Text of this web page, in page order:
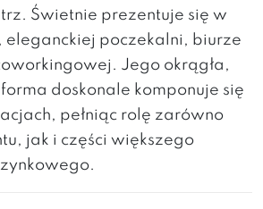
Świetnie prezentuje się w
eleganckiej poczekalni, biurze
Jego okrągła,
doskonale komponuje się
pełniąc rolę zarówno
jak i części większego